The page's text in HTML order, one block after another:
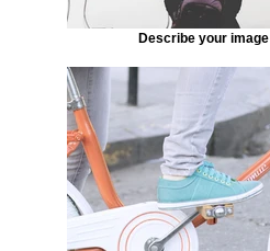
Describe your image